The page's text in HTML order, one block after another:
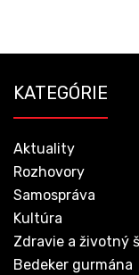
KATEGÓRIE
Aktuality
Rozhovory
Samospráva
Kultúra
Zdravie a životný
Bedeker gurmána